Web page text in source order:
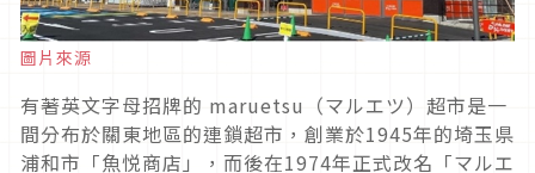
圖片來源
有著英文字母招牌的 maruetsu（マルエツ）超市是一
間分布於關東地區的連鎖超市，創業於1945年的埼玉県
浦和市「魚悦商店」，而後在1974年正式改名「マルエ